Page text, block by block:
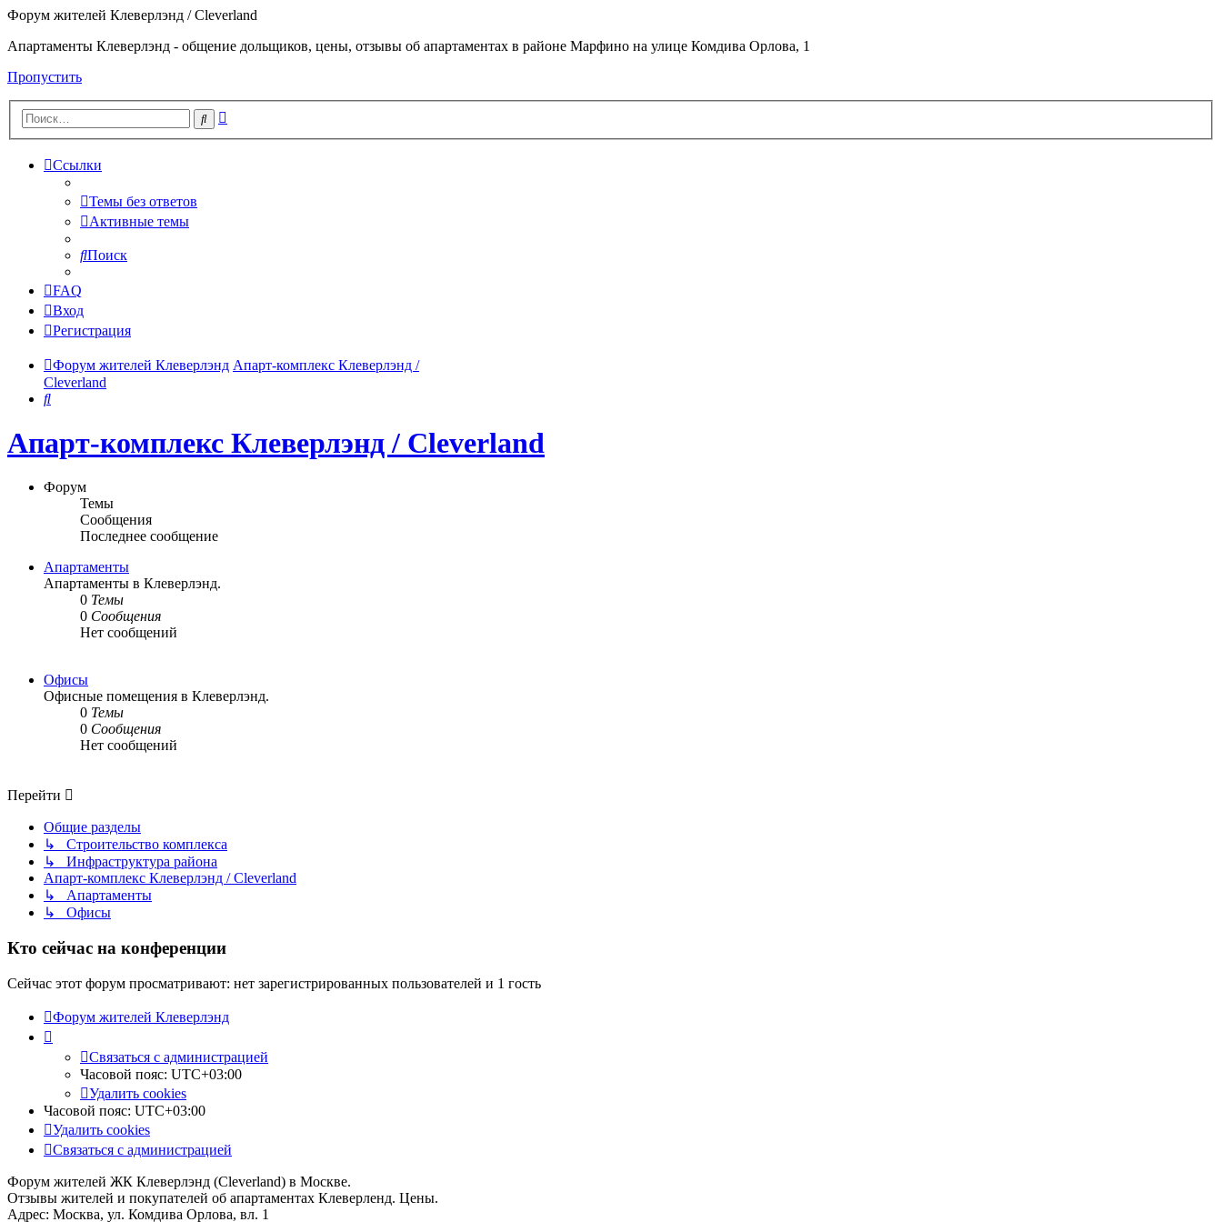
Форум жителей Клеверлэнд / Cleverland
Апартаменты Клеверлэнд - общение дольщиков, цены, отзывы об апартаментах в районе Марфино на улице Комдива Орлова, 1
Пропустить
Поиск
Ссылки
Темы без ответов
Активные темы
Поиск
FAQ
Вход
Регистрация
Форум жителей Клеверлэнд Апарт-комплекс Клеверлэнд /
Cleverland
Поиск
Апарт-комплекс Клеверлэнд / Cleverland
Форум
Темы
Сообщения
Последнее сообщение
Апартаменты
Апартаменты в Клеверлэнд.
0 Темы
0 Сообщения
Нет сообщений
Офисы
Офисные помещения в Клеверлэнд.
0 Темы
0 Сообщения
Нет сообщений
Перейти
Общие разделы
↳ Строительство комплекса
↳ Инфраструктура района
Апарт-комплекс Клеверлэнд / Cleverland
↳ Апартаменты
↳ Офисы
Кто сейчас на конференции
Сейчас этот форум просматривают: нет зарегистрированных пользователей и 1 гость
Форум жителей Клеверлэнд
Связаться с администрацией
Часовой пояс: UTC+03:00
Удалить cookies
Часовой пояс: UTC+03:00
Удалить cookies
Связаться с администрацией
Форум жителей ЖК Клеверлэнд (Cleverland) в Москве.
Отзывы жителей и покупателей об апартаментах Клеверленд. Цены.
Адрес: Москва, ул. Комдива Орлова, вл. 1